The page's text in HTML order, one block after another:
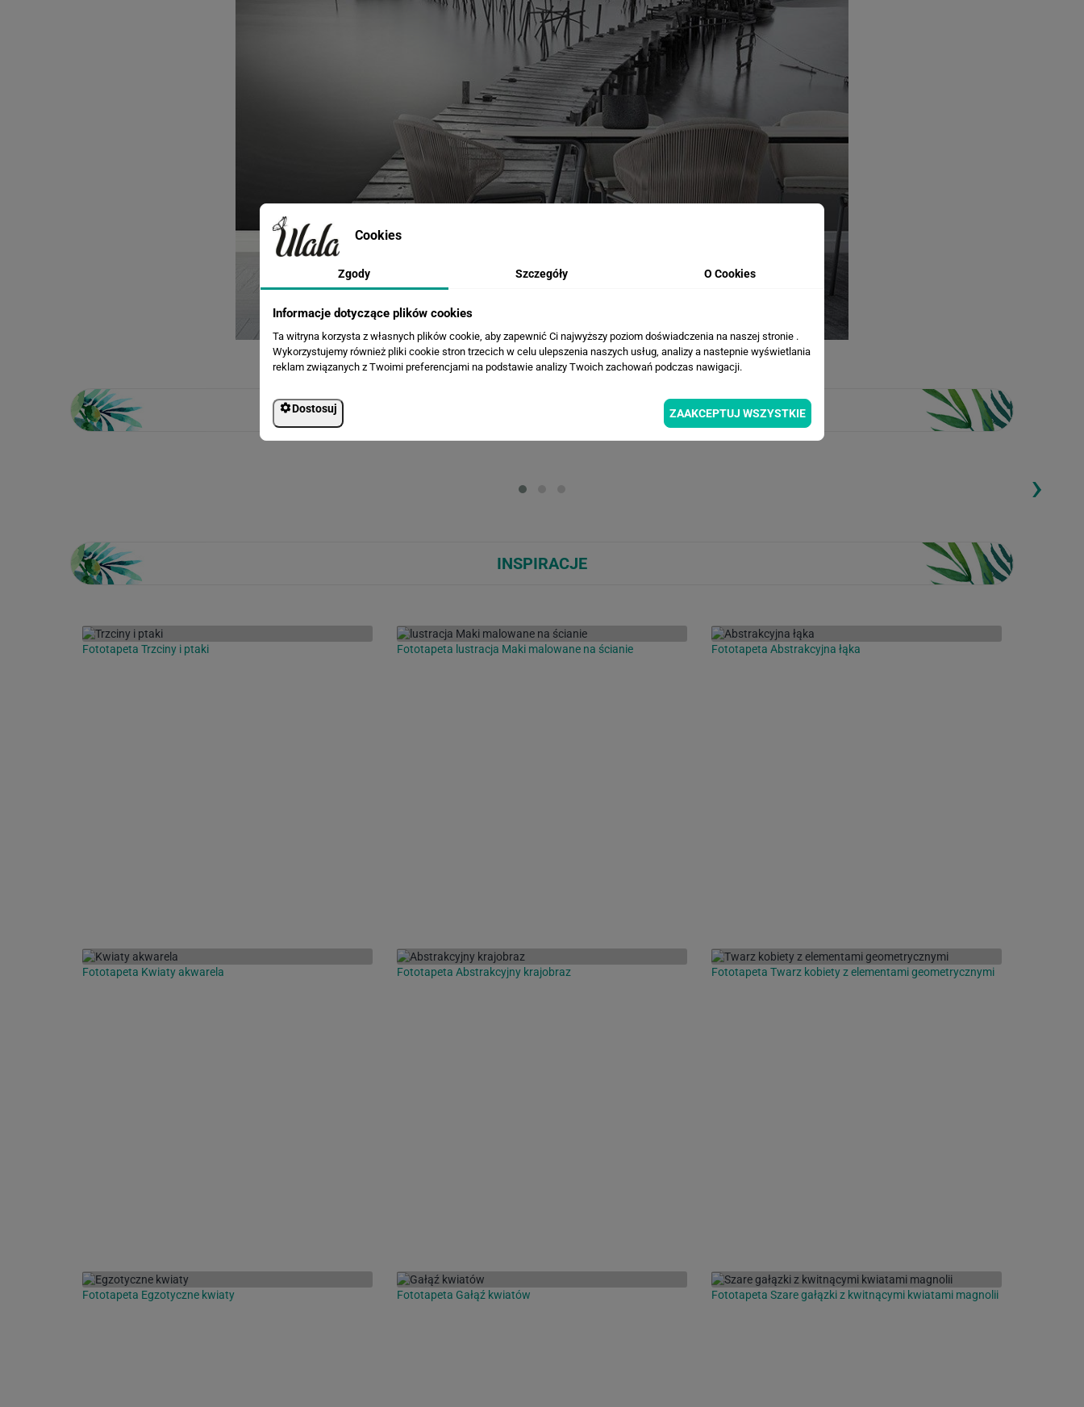
Loading...
›
INSPIRACJE
Fototapeta Trzciny i ptaki Fototapeta lustracja Maki malowane na ścianie Fototapeta Abstrakcyjna łąka
Fototapeta Kwiaty akwarela Fototapeta Abstrakcyjny krajobraz Fototapeta Twarz kobiety z elementami geometrycznymi
Fototapeta Egzotyczne kwiaty Fototapeta Gałąź kwiatów Fototapeta Szare gałązki z kwitnącymi kwiatami magnolii
Cookies
Zgody Szczegóły O Cookies
Informacje dotyczące plików cookies
Ta witryna korzysta z własnych plików cookie, aby zapewnić Ci najwyższy poziom doświadczenia na naszej stronie .
Wykorzystujemy również pliki cookie stron trzecich w celu ulepszenia naszych usług, analizy a nastepnie wyświetlania
reklam związanych z Twoimi preferencjami na podstawie analizy Twoich zachowań podczas nawigacji.
Dostosuj ZAAKCEPTUJ WSZYSTKIE